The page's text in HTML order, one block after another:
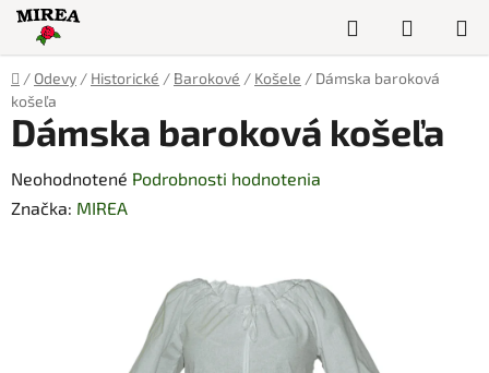
Prejsť
obsah
Hľadať
KOŠÍK
Domov
/ Odevy / Historické / Barokové / Košele / Dámska baroková
košeľa
Dámska baroková košeľa
Priemerné
hodnotenie
Neohodnotené Podrobnosti hodnotenia
Značka: MIREA